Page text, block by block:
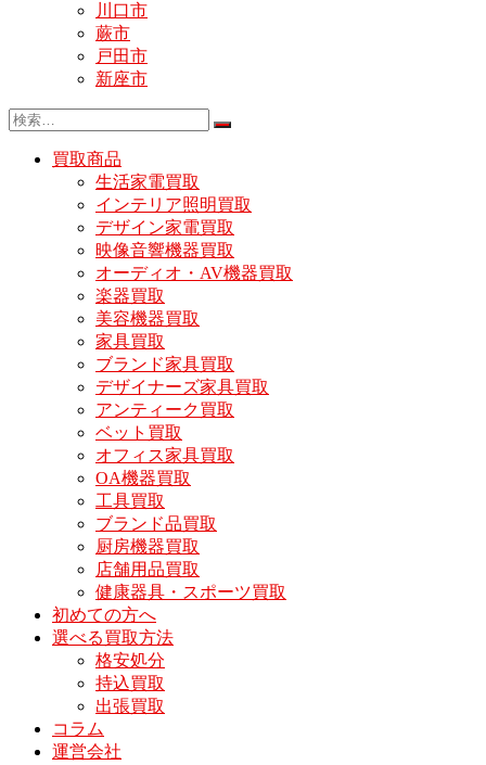
川口市
蕨市
戸田市
新座市
買取商品
生活家電買取
インテリア照明買取
デザイン家電買取
映像音響機器買取
オーディオ・AV機器買取
楽器買取
美容機器買取
家具買取
ブランド家具買取
デザイナーズ家具買取
アンティーク買取
ベット買取
オフィス家具買取
OA機器買取
工具買取
ブランド品買取
厨房機器買取
店舗用品買取
健康器具・スポーツ買取
初めての方へ
選べる買取方法
格安処分
持込買取
出張買取
コラム
運営会社